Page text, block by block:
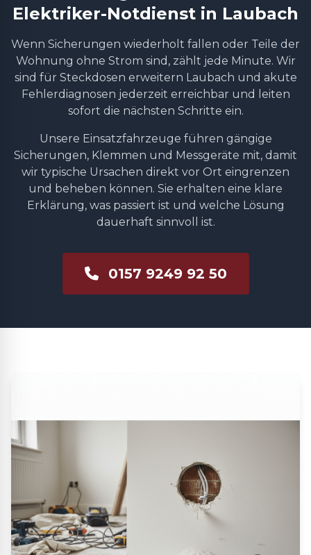
Elektriker-Notdienst in Laubach
Wenn Sicherungen wiederholt fallen oder Teile der
Wohnung ohne Strom sind, zählt jede Minute. Wir
sind für Steckdosen erweitern Laubach und akute
Fehlerdiagnosen jederzeit erreichbar und leiten
sofort die nächsten Schritte ein.
Unsere Einsatzfahrzeuge führen gängige
Sicherungen, Klemmen und Messgeräte mit, damit
wir typische Ursachen direkt vor Ort eingrenzen
und beheben können. Sie erhalten eine klare
Erklärung, was passiert ist und welche Lösung
dauerhaft sinnvoll ist.
0157 9249 92 50